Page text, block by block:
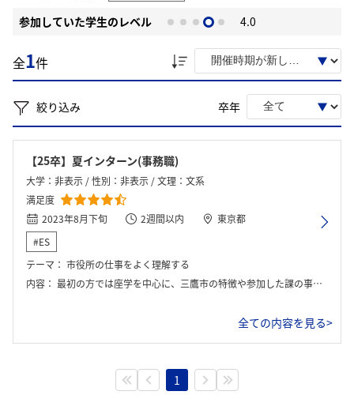
参加していた学生のレベル 4.0
全1件
絞り込み 卒年
【25卒】夏インターン(事務職)
大学：非表示 / 性別：非表示 / 文理：文系
満足度
2023年8月下旬
2週間以内
東京都
#ES
テーマ： 市役所の仕事をよく理解する
内容： 最初の方では座学を中心に、三鷹市の特徴や参加した課の事業について教えて頂きました。その後実際に市民の方とお話する場を見学させていただいたり、インターンシップ期間中にあったイベントのお手伝いをさせていただいたりしました。
全ての内容を見る>
1